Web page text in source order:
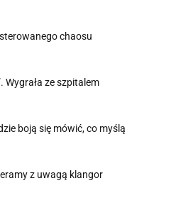
chaosu
Wygrała ze szpitalem
boją się mówić, co myślą
z uwagą klangor